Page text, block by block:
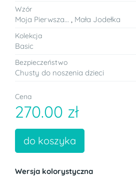
Wzór
Moja Pierwsza... Mała Jodełka
Kolekcja
Basic
Bezpieczeństwo
Chusty do noszenia dzieci
Cena
270.00 zł
do koszyka
Wersja kolorystyczna